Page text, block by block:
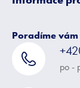
Poradíme
po -